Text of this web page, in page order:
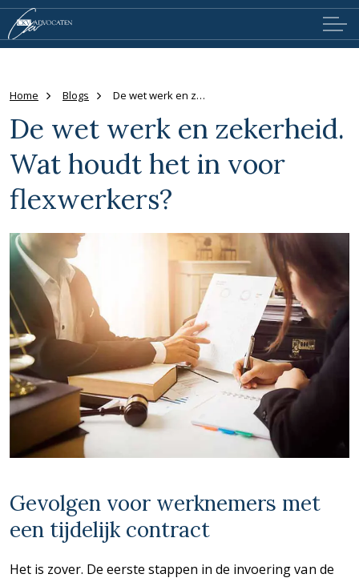
Home Blogs De wet werk en zekerheid. Wat houdt het in voor flexwerkers?
De wet werk en zekerheid.
Wat houdt het in voor
flexwerkers?
Gevolgen voor werknemers met
een tijdelijk contract
Het is zover. De eerste stappen in de invoering van de